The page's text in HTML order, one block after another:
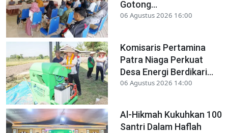
Gotong...
06 Agustus 2026 16:00
Komisaris Pertamina
Patra Niaga Perkuat
Desa Energi Berdikari...
06 Agustus 2026 14:00
Al-Hikmah Kukuhkan 100
Santri Dalam Haflah